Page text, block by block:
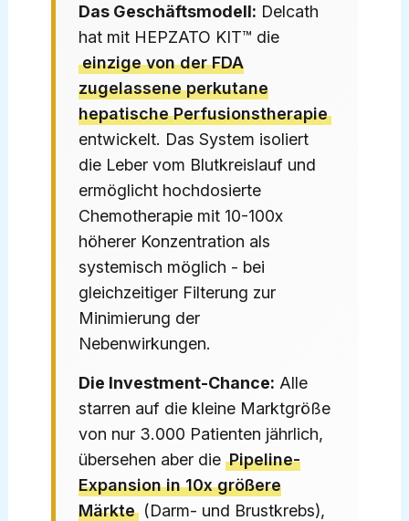
Das Geschäftsmodell: Delcath
hat mit HEPZATO KIT™ die
einzige von der FDA
zugelassene perkutane
hepatische Perfusionstherapie
entwickelt. Das System isoliert
die Leber vom Blutkreislauf und
ermöglicht hochdosierte
Chemotherapie mit 10-100x
höherer Konzentration als
systemisch möglich - bei
gleichzeitiger Filterung zur
Minimierung der
Nebenwirkungen.
Die Investment-Chance: Alle
starren auf die kleine Marktgröße
von nur 3.000 Patienten jährlich,
übersehen aber diePipeline-
Expansion in 10x größere
Märkte (Darm- und Brustkrebs),